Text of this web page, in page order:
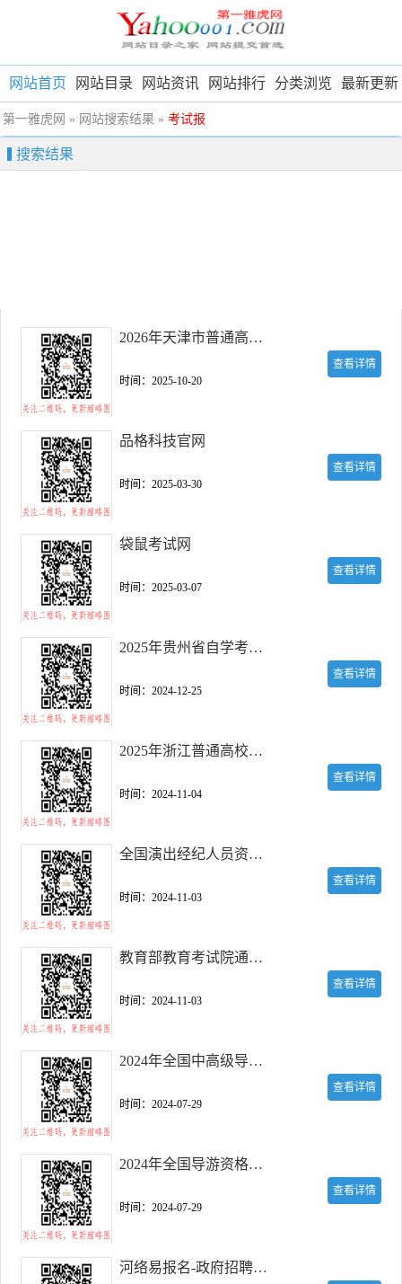
网站首页 网站目录 网站资讯 网站排行 分类浏览 最新更新
第一雅虎网 » 网站搜索结果 » 考试报
搜索结果
2026年天津市普通高考网上报名
时间：2025-10-20
查看详情
品格科技官网
时间：2025-03-30
查看详情
袋鼠考试网
时间：2025-03-07
查看详情
2025年贵州省自学考试报名系统
时间：2024-12-25
查看详情
2025年浙江普通高校招生考试报名系统
时间：2024-11-04
查看详情
全国演出经纪人员资格考试报名入口
时间：2024-11-03
查看详情
教育部教育考试院通用考试报名管理平台
时间：2024-11-03
查看详情
2024年全国中高级导游等级考试报名入口
时间：2024-07-29
查看详情
2024年全国导游资格考试报名入口
时间：2024-07-29
查看详情
河络易报名-政府招聘考试报名服务